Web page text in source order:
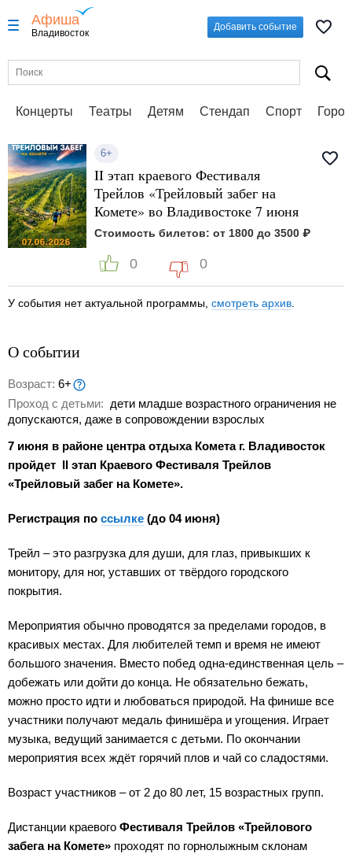
Афиша
Владивосток
Добавить событие
Концерты Театры Детям Стендап Спорт
6+
II этап краевого Фестиваля
Трейлов «Трейловый забег на
Комете» во Владивостоке 7 июня
Стоимость билетов: от 1800 до 3500 ₽
0 0
У события нет актуальной программы, смотреть архив
О событии
Возраст: 6+
Проход с детьми: дети младше возрастного ограничения не
допускаются, даже в сопровождении взрослых
7 июня в районе центра отдыха Комета г. Владивосток
пройдет II этап Краевого Фестиваля Трейлов
«Трейловый забег на Комете».
Регистрация по ссылке (до 04 июня)
Трейл – это разгрузка для души, для глаз, привыкших к
монитору, для ног, уставших от твёрдого городского
покрытия.
Мероприятия обычно проводятся за пределами городов, в
красивых местах. Для любителей темп и время не имеют
большого значения. Вместо побед одна-единственная цель –
добежать или дойти до конца. Не обязательно бежать,
можно просто идти и любоваться природой. На финише все
участники получают медаль финишёра и угощения. Играет
музыка, ведущий занимается с детьми. По окончании
мероприятия всех ждёт горячий плов и чай со сладостями.
Возраст участников – от 2 до 80 лет, 15 возрастных групп.
Дистанции краевого Фестиваля Трейлов «Трейлового
забега на Комете» проходят по горнолыжным склонам